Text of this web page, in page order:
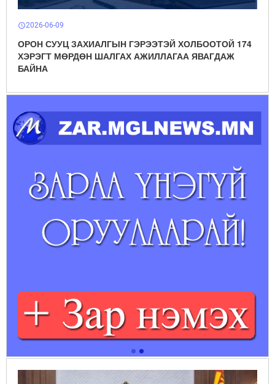
schedule2026-06-09
ОРОН СУУЦ ЗАХИАЛГЫН ГЭРЭЭТЭЙ ХОЛБООТОЙ 174
ХЭРЭГТ МӨРДӨН ШАЛГАХ АЖИЛЛАГАА ЯВАГДАЖ
БАЙНА